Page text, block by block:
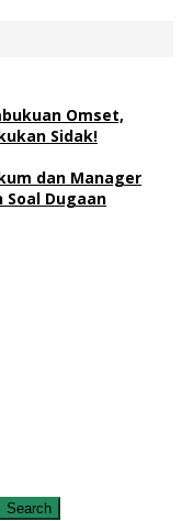
Omset,
Sidak!
dan Manager
Soal Dugaan